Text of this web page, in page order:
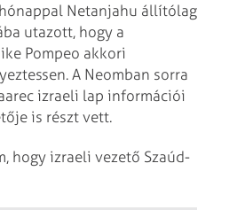
Netanjahu állítólag
utazott, hogy a
Pompeo akkori
A Neomban sorra
izraeli lap információi
is részt vett.
hogy izraeli vezető Szaúd-